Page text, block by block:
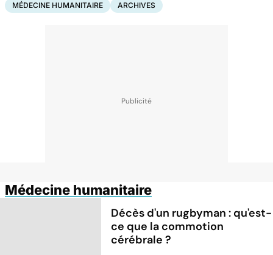
MÉDECINE HUMANITAIRE ARCHIVES
Médecine humanitaire
Décès d'un rugbyman : qu'est-
ce que la commotion
cérébrale ?